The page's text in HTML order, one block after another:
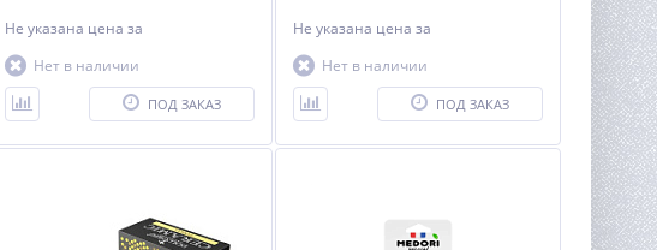
Не указана цена за
Нет в наличии
ПОД ЗАКАЗ
Не указана цена за
Нет в наличии
ПОД ЗАКАЗ